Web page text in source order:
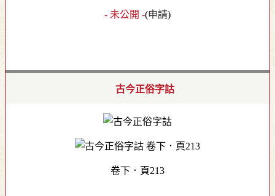
- 未公開 -(申請)
古今正俗字詁
卷下．頁213